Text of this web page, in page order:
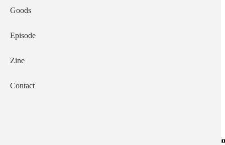
Main navigation
Goods
Episode
Zine
Contact